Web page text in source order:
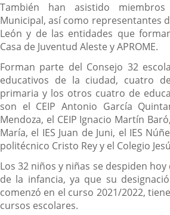
También han asistido
Municipal, así como representantes
León y de las entidades que
Casa de Juventud Aleste y APROME.
Forman parte del Consejo 32
educativos de la ciudad, cuatro
primaria y los otros cuatro de
son el CEIP Antonio García
Mendoza, el CEIP Ignacio Martín
María, el IES Juan de Juni, el IES
politécnico Cristo Rey y el Colegio
Los 32 niños y niñas se despiden
de la infancia, ya que su
comenzó en el curso 2021/2022,
cursos escolares.